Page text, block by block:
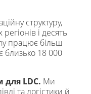
структуру,
і десять
працює більш
близько 18 000
LDC. Ми
та логістики й